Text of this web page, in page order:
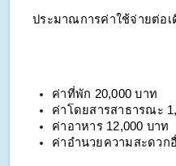
ประมาณการค่าใช้จ่ายต่อเ
ค่าที่พัก 20,000 บาท
ค่าโดยสารสาธารณะ
ค่าอาหาร 12,000 บาท
ค่าอำนวยความสะดวก